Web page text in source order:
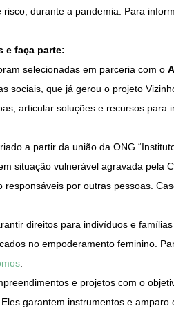
durante a pandemia. Para
e faça parte:
selecionadas em parceria com o
sociais, que já gerou o projeto
articular soluções e recursos
a partir da união da ONG
situação vulnerável agravada pela
por outras pessoas.
.
direitos para indivíduos e
no empoderamento feminino.
.
e projetos com o
garantem instrumentos e